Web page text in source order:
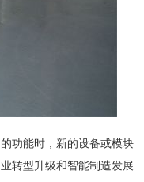
功能时，新的设备或模块
转型升级和智能制造发展